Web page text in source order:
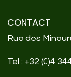
CONTACT
Rue des
Tel : +32 (0)4